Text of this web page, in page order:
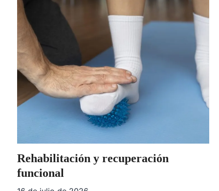
Rehabilitación y recuperación
funcional